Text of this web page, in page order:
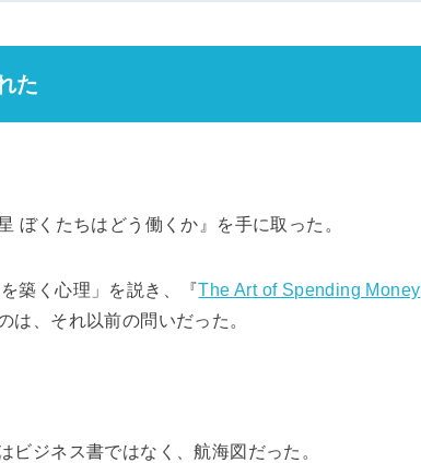
た
ぼくたちはどう働くか』を手に取った。
築く心理」を説き、『The Art of Spending Money
は、それ以前の問いだった。
ビジネス書ではなく、航海図だった。